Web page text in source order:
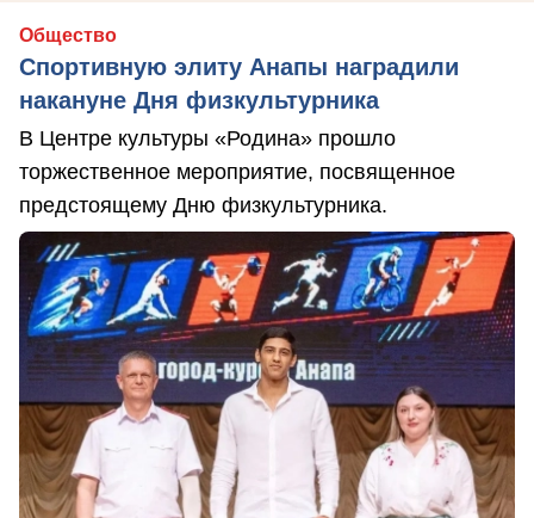
Общество
Спортивную элиту Анапы наградили
накануне Дня физкультурника
В Центре культуры «Родина» прошло
торжественное мероприятие, посвященное
предстоящему Дню физкультурника.